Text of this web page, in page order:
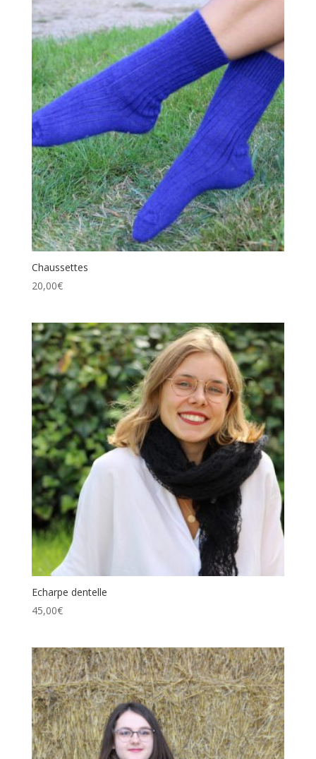
Chaussettes
20,00€
Echarpe dentelle
45,00€